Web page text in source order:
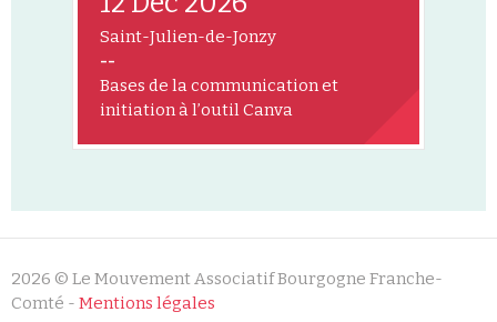
Saint-Julien-de-Jonzy
--
Bases de la communication et
initiation à l’outil Canva
2026 © Le Mouvement Associatif Bourgogne Franche-
Comté - Mentions légales